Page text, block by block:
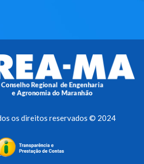
os direitos reservados © 2024